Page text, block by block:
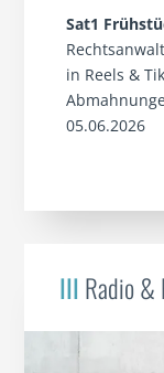
Sat1
in Reels &
05.06.2026
III Radio &